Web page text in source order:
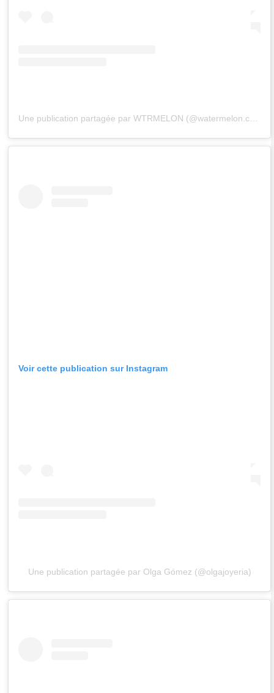
Voir cette publication sur Instagram
Une publication partagée par Olga Gómez (@olgajoyeria)